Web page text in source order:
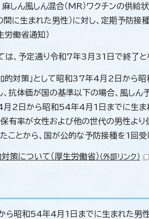
麻しん風しん混合（MR）ワクチンの
に生まれた男性）に対し、定期予防接
働省通知）
、予定通り令和7年3月31日で終了と
加的対策」として昭和37年4月2日か
抗体価が国の基準以下の場合、風しん
2日から昭和54年4月1日までに生ま
保有率が女性および他の世代の男性よ
ことから、国が公的な予防接種を1回受
策について（厚生労働省） （外部リンク）
昭和54年4月1日までに生まれた男